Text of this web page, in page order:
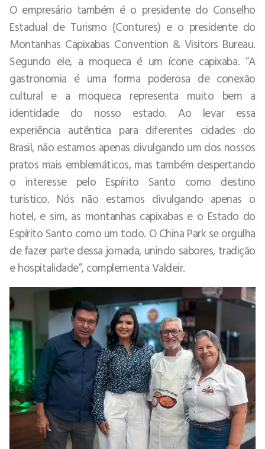
O empresário também é o presidente do Conselho
Estadual de Turismo (Contures) e o presidente do
Montanhas Capixabas Convention & Visitors Bureau.
Segundo ele, a moqueca é um ícone capixaba. “A
gastronomia é uma forma poderosa de conexão
cultural e a moqueca representa muito bem a
identidade do nosso estado. Ao levar essa
experiência autêntica para diferentes cidades do
Brasil, não estamos apenas divulgando um dos nossos
pratos mais emblemáticos, mas também despertando
o interesse pelo Espírito Santo como destino
turístico. Nós não estamos divulgando apenas o
hotel, e sim, as montanhas capixabas e o Estado do
Espírito Santo como um todo. O China Park se orgulha
de fazer parte dessa jornada, unindo sabores, tradição
e hospitalidade”, complementa Valdeir.